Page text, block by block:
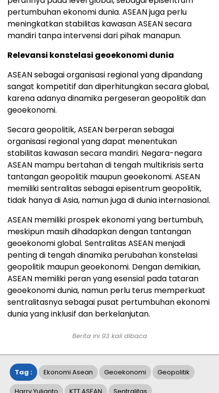
pertumbuhan ekonomi dunia. ASEAN juga perlu
meningkatkan stabilitas kawasan ASEAN secara
mandiri tanpa intervensi dari pihak manapun.
Relevansi konstelasi geoekonomi dunia
ASEAN sebagai organisasi regional yang dipandang
sangat kompetitif dan diperhitungkan secara global,
karena adanya dinamika pergeseran geopolitik dan
geoekonomi.
Secara geopolitik, ASEAN berperan sebagai
organisasi regional yang dapat menentukan
stabilitas kawasan secara mandiri. Negara-negara
ASEAN mampu bertahan di tengah multikrisis serta
tantangan geopolitik maupun geoekonomi. ASEAN
memiliki sentralitas sebagai episentrum geopolitik,
tidak hanya di Asia, namun juga di dunia internasional.
ASEAN memiliki prospek ekonomi yang bertumbuh,
meskipun masih dihadapkan dengan tantangan
geoekonomi global. Sentralitas ASEAN menjadi
penting di tengah dinamika perubahan konstelasi
geopolitik maupun geoekonomi. Dengan demikian,
ASEAN memiliki peran yang esensial pada tataran
geoekonomi dunia, namun perlu terus memperkuat
sentralitasnya sebagai pusat pertumbuhan ekonomi
dunia yang inklusif dan berkelanjutan.
Berita ini 93kali dibaca
Tag : Ekonomi Asean Geoekonomi Geopolitik